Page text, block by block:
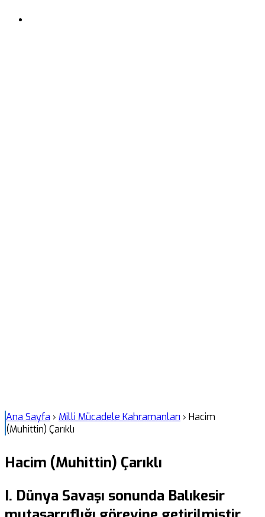
Ana Sayfa › Milli Mücadele Kahramanları › Hacim
(Muhittin) Çarıklı
Hacim (Muhittin) Çarıklı
I. Dünya Savaşı sonunda Balıkesir